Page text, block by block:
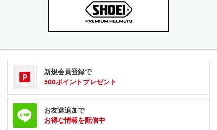
新規会員登録で
500ポイントプレゼント
お友達追加で
お得な情報を配信中